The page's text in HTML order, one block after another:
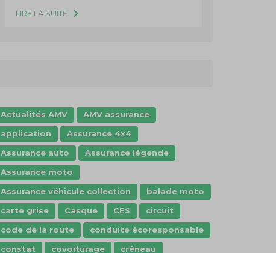
LIRE LA SUITE
Actualités AMV
AMV assurance
application
Assurance 4x4
Assurance auto
Assurance légende
Assurance moto
Assurance véhicule collection
balade moto
carte grise
Casque CES
circuit
code de la route
conduite écoresponsable
constat
covoiturage
créneau